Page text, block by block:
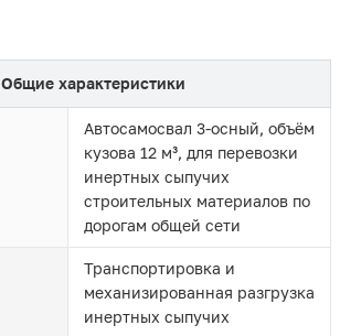
Общие характеристики
Автосамосвал 3-осный, объём
кузова 12 м³, для перевозки
инертных сыпучих
строительных материалов по
дорогам общей сети
Транспортировка и
механизированная разгрузка
инертных сыпучих